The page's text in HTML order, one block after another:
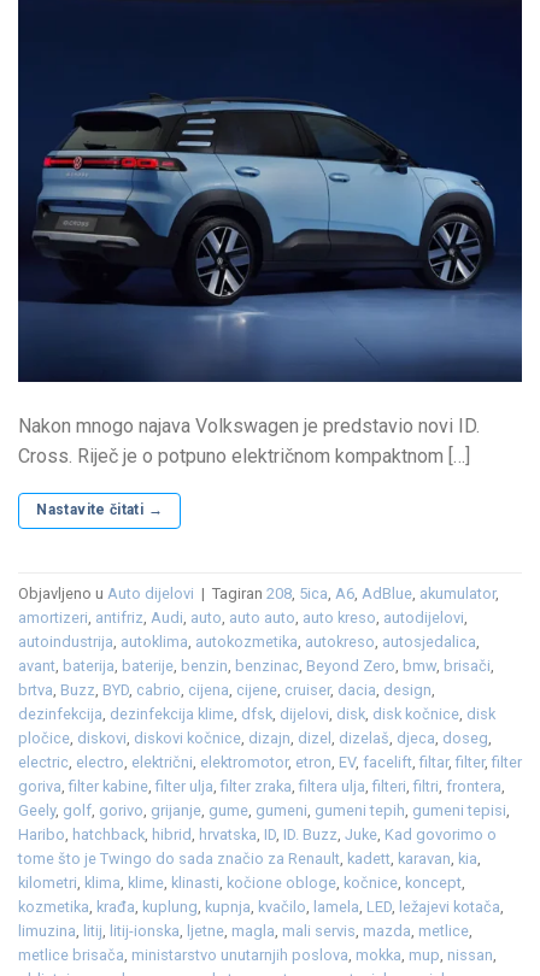
Nakon mnogo najava Volkswagen je predstavio novi ID.
Cross. Riječ je o potpuno električnom kompaktnom […]
Nastavite čitati →
Objavljeno u Auto dijelovi | Tagiran 208 5ica A6 AdBlue akumulator,
amortizeri antifriz Audi auto auto auto auto kreso autodijelovi
autoindustrija autoklima autokozmetika autokreso autosjedalica
avant baterija baterije benzin benzinac Beyond Zero bmw brisači
brtva Buzz BYD cabrio cijena cijene cruiser, dacia design
dezinfekcija dezinfekcija klime dfsk dijelovi disk disk kočnice disk
pločice diskovi diskovi kočnice dizajn dizel dizelaš djeca doseg
electric electro električni elektromotor, etron EV, facelift ,filtar,filter,filter
goriva ,filter kabine ,filter ulja ,filter zraka ,filtera ulja ,filteri ,filtri frontera
Geely, golf gorivo grijanje gume gumeni gumeni tepih gumeni tepisi
Haribo hatchback hibrid hrvatska ID ID. Buzz Juke Kad govorimo o
tome što je Twingo do sada značio za Renault kadett karavan kia
kilometri klima klime klinasti kočione obloge kočnice koncept
kozmetika krađa kuplung kupnja kvačilo lamela LED ležajevi kotača
limuzina litij litij-ionska ljetne magla mali servis mazda metlice
metlice brisača ministarstvo unutarnjih poslova mokka mup nissan